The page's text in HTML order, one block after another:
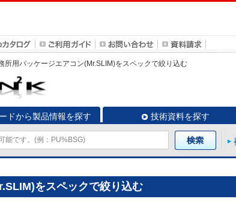
所用パッケージエアコン(Mr.SLIM)をスペックで絞り込む
ドから製品情報を探す 技術資料を探す
をスペックで絞り込む